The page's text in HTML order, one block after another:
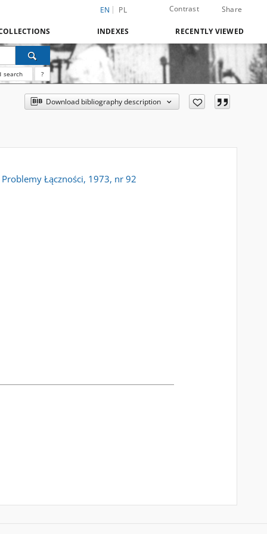
EN PL Contrast Share
INDEXES RECENTLY VIEWED
search ?
Download bibliography description
Łączności, 1973, nr 92